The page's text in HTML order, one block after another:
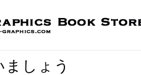
ましょう